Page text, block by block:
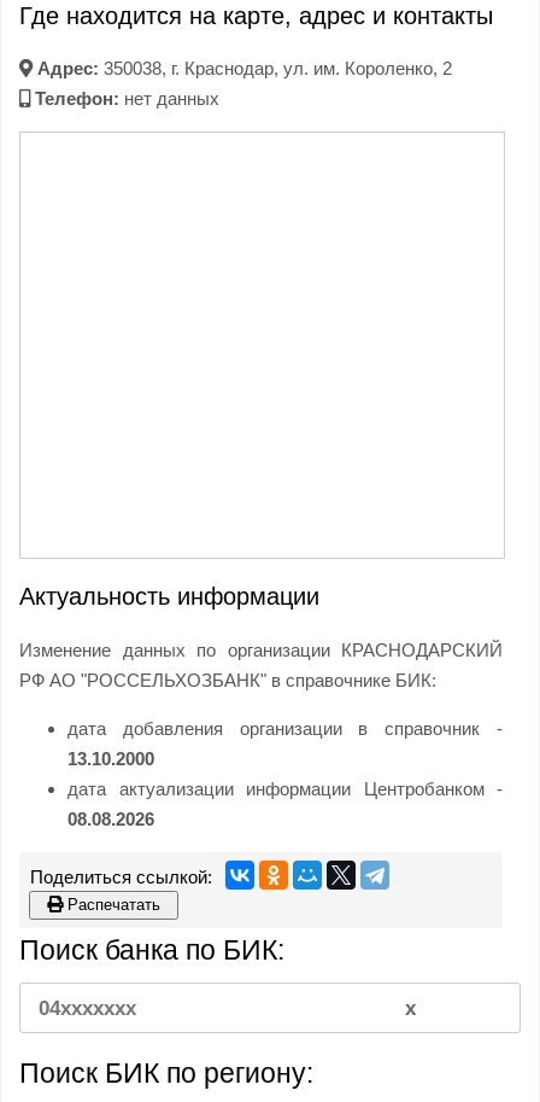
Где находится на карте, адрес и контакты
Адрес: 350038, г. Краснодар, ул. им. Короленко, 2
Телефон: нет данных
Актуальность информации
Изменение данных по организации КРАСНОДАРСКИЙ
РФ АО "РОССЕЛЬХОЗБАНК" в справочнике БИК:
дата добавления организации в справочник -
13.10.2000
дата актуализации информации Центробанком -
08.08.2026
Распечатать
Поиск банка по БИК:
Поиск БИК по региону: